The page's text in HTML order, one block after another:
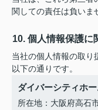
関しての責任は負いま
10. 個人情報保護に
当社の個人情報の取り
以下の通りです。
ダイバーシティホ
所在地：大阪府高石